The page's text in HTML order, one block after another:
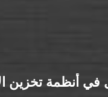
أنظمة تخزين